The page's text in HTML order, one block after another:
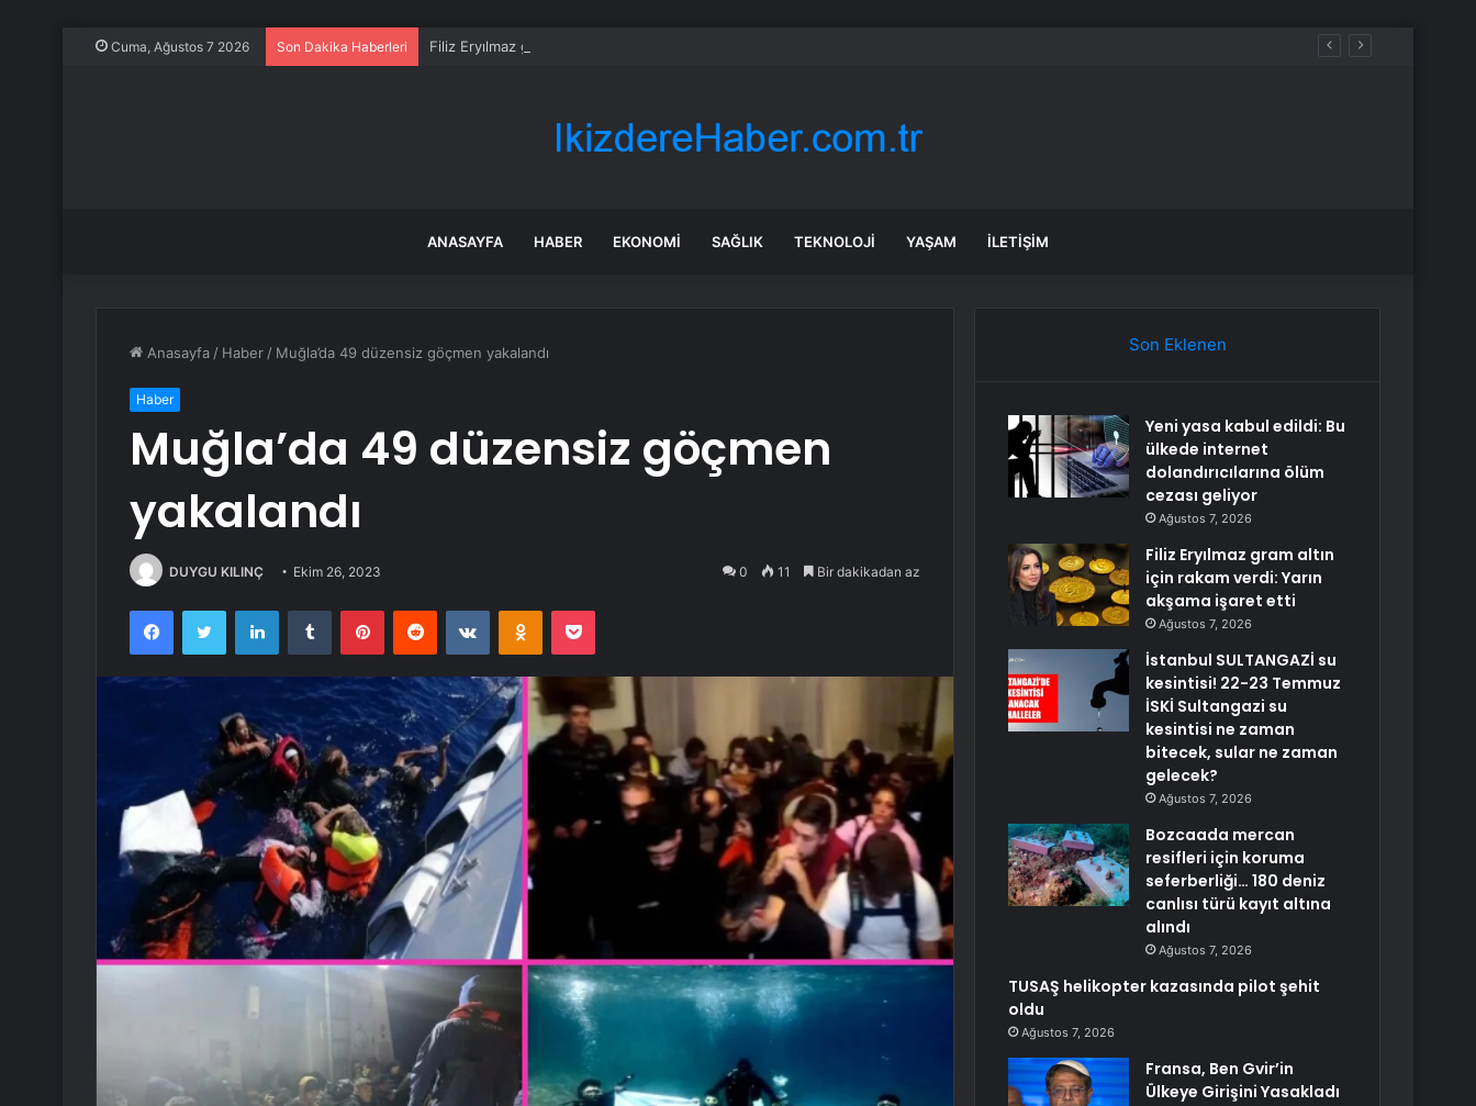
Cuma, Ağustos 7 2026 Son Dakika Haberleri Filiz Eryılmaz gram altın için rakam verdi: Yarın akşama işaret etti
ANASAYFA HABER EKONOMI SAĞLIK TEKNOLOJI YAŞAM İLETIŞIM
Anasayfa / Haber / Muğla’da 49 düzensiz göçmen yakalandı
Haber
Muğla’da 49 düzensiz göçmen
yakalandı
DUYGU KILINÇ Ekim 26, 2023 0 11 Bir dakikadan az
FacebookTwitter LinkedInTumblr PinterestReddit VKontakteOdnoklassniki
Pocket
Son Eklenen
Yeni yasa kabul edildi: Bu
ülkede internet
dolandırıcılarına ölüm
cezası geliyor
Ağustos 7, 2026
Filiz Eryılmaz gram altın
için rakam verdi: Yarın
akşama işaret etti
Ağustos 7, 2026
İstanbul SULTANGAZİ su
kesintisi! 22-23 Temmuz
İSKİ Sultangazi su
kesintisi ne zaman
bitecek, sular ne zaman
gelecek?
Ağustos 7, 2026
Bozcaada mercan
resifleri için koruma
seferberliği… 180 deniz
canlısı türü kayıt altına
alındı
Ağustos 7, 2026
TUSAŞ helikopter kazasında pilot şehit
oldu
Ağustos 7, 2026
Fransa, Ben Gvir’in
Ülkeye Girişini Yasakladı